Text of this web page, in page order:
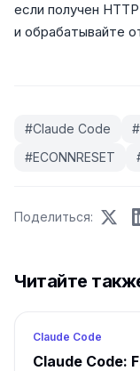
если получен
и обрабатывайте
#Claude Code #
#ECONNRESET
Поделиться:
Читайте
Claude Code
Claude Code: